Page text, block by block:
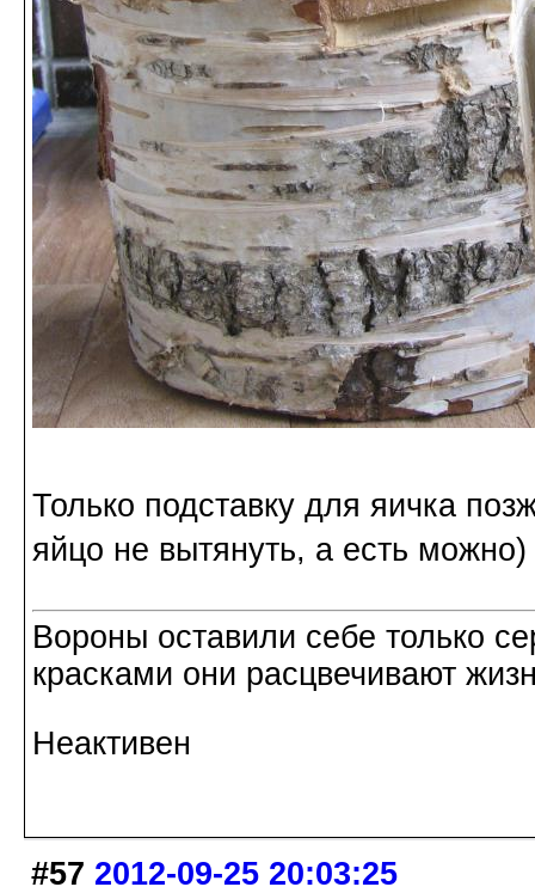
Только подставку для яичка
яйцо не вытянуть, а есть можно)
Вороны оставили себе только
красками они расцвечивают
Неактивен
#57 2012-09-25 20:03:25